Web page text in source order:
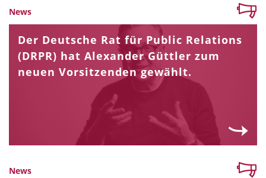
News
Der Deutsche Rat für Public Relations
(DRPR) hat Alexander Güttler zum
neuen Vorsitzenden gewählt.
News